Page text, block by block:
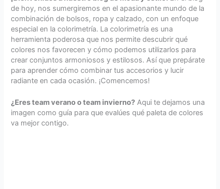
de hoy, nos sumergiremos en el apasionante mundo de la
combinación de bolsos, ropa y calzado, con un enfoque
especial en la colorimetría. La colorimetría es una
herramienta poderosa que nos permite descubrir qué
colores nos favorecen y cómo podemos utilizarlos para
crear conjuntos armoniosos y estilosos. Así que prepárate
para aprender cómo combinar tus accesorios y lucir
radiante en cada ocasión. ¡Comencemos!
¿Eres team verano o team invierno? Aqui te dejamos una
imagen como guía para que evalúes qué paleta de colores
va mejor contigo.